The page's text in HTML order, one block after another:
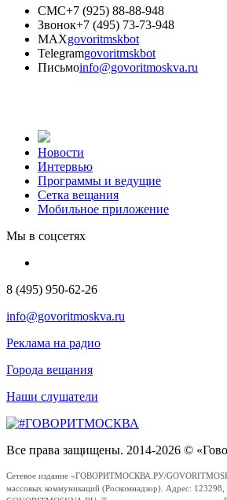
СМС+7 (925) 88-88-948
Звонок+7 (495) 73-73-948
MAXgovoritmskbot
Telegramgovoritmskbot
Письмоinfo@govoritmoskva.ru
Новости
Интервью
Программы и ведущие
Сетка вещания
Мобильное приложение
Мы в соцсетях
8 (495) 950-62-26
info@govoritmoskva.ru
Реклама на радио
Города вещания
Наши слушатели
Все права защищены. 2014-2026 ©
Сетевое издание «ГОВОРИТМОСКВА.РУ/
массовых коммуникаций (Роскомнадзор). Адрес: